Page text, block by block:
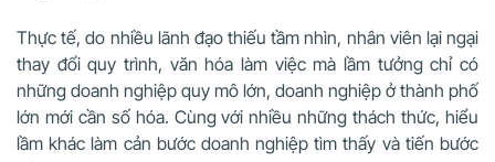
Thực tế, do nhiều lãnh đạo thiếu tầm nhìn, nhân viên lại ngại
thay đổi quy trình, văn hóa làm việc mà lầm tưởng chỉ có
những doanh nghiệp quy mô lớn, doanh nghiệp ở thành phố
lớn mới cần số hóa. Cùng với nhiều những thách thức, hiểu
lầm khác làm cản bước doanh nghiệp tìm thấy và tiến bước